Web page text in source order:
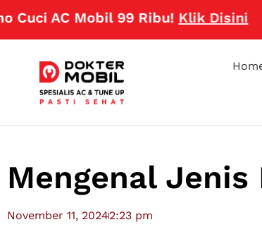
Mobil 99 Ribu!Klik Disini
Mengenal Jenis
November 11, 20242:23 pm